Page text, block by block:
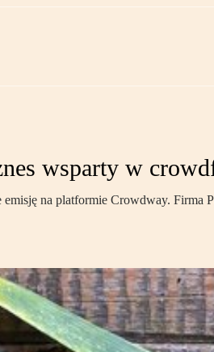
wsparty w
na platformie Crowdway.